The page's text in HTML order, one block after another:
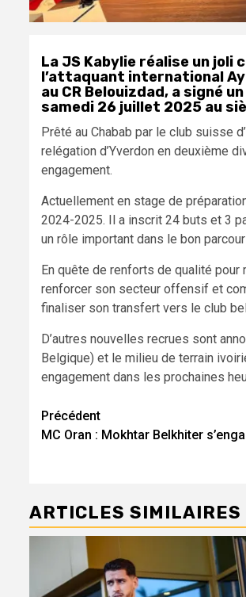
La JS Kabylie réalise un
l’attaquant international
au CR Belouizdad, a signé
samedi 26 juillet 2025 au
Prêté au Chabab par le club suisse
relégation d’Yverdon en deuxième
engagement.
Actuellement en stage de
2024-2025. Il a inscrit 24 buts et 3
un rôle important dans le bon
En quête de renforts de qualité
renforcer son secteur offensif et
finaliser son transfert vers le club
D’autres nouvelles recrues sont
Belgique) et le milieu de terrain
engagement dans les prochaines
Navigation
d’article
Précédent
MC Oran : Mokhtar Belkhiter
ARTICLES SIMILAIRES